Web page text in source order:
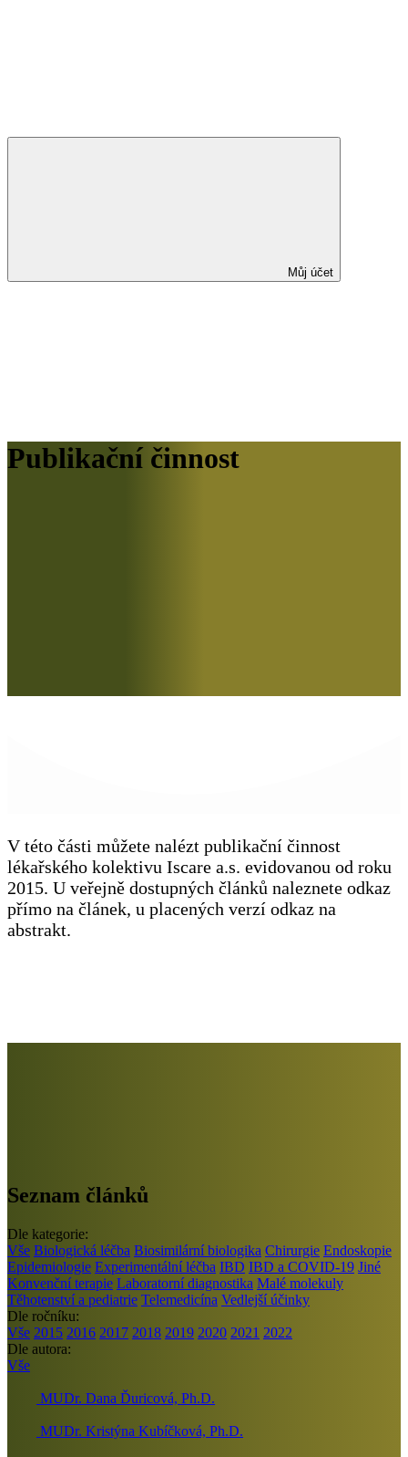
Můj účet
Publikační činnost
V této části můžete nalézt publikační činnost
lékařského kolektivu Iscare a.s. evidovanou od roku
2015. U veřejně dostupných článků naleznete odkaz
přímo na článek, u placených verzí odkaz na
abstrakt.
Seznam článků
Dle kategorie:
Vše Biologická léčba Biosimilární biologika Chirurgie Endoskopie
Epidemiologie Experimentální léčba IBD IBD a COVID-19 Jiné
Konvenční terapie Laboratorní diagnostika Malé molekuly
Těhotenství a pediatrie Telemedicína Vedlejší účinky
Dle ročníku:
Vše 2015 2016 2017 2018 2019 2020 2021 2022
Dle autora:
Vše
MUDr. Dana Ďuricová, Ph.D.
MUDr. Kristýna Kubíčková, Ph.D.